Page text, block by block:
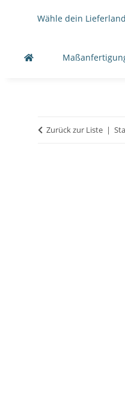
Wähle dein
Zurück zur Liste